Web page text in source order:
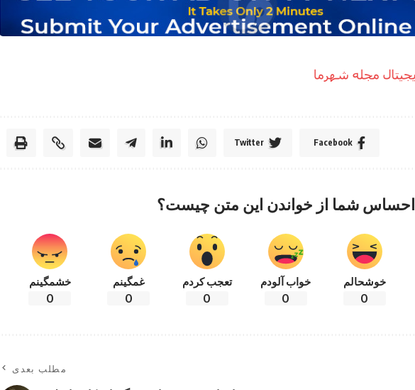
Facebook
Twitter
احساس شما از خواندن این متن چیست؟
خوشحالم
0
خواب آلودم
0
تعجب کردم
0
غمگینم
0
خشمگینم
0
مطلب بعدی